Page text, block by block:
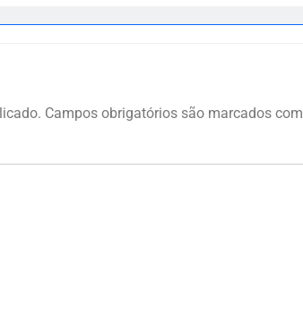
Campos obrigatórios são marcados com